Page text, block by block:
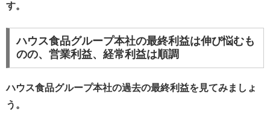
す。
ハウス食品グループ本社の最終利益は伸び悩むも
のの、営業利益、経常利益は順調
ハウス食品グループ本社の過去の最終利益を見てみましょ
う。